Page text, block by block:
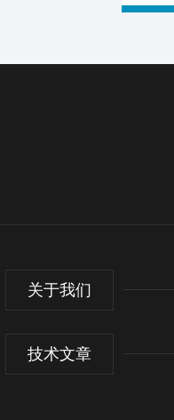
关于我们
技术文章